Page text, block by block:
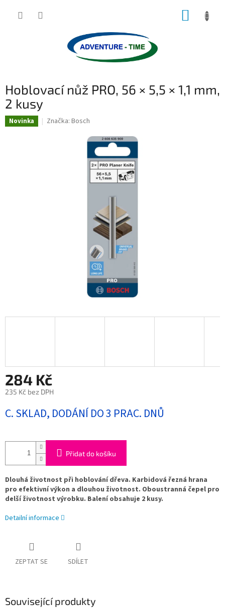
Hoblovací nůž PRO, 56 × 5,5 × 1,1 mm,
2 kusy
Novinka Značka: Bosch
284 Kč
235 Kč bez DPH
cena:
C. SKLAD, DODÁNÍ DO 3 PRAC. DNŮ
Přidat do košíku
Dlouhá životnost při hoblování dřeva. Karbidová řezná hrana
pro efektivní výkon a dlouhou životnost. Oboustranná čepel pro
delší životnost výrobku. Balení obsahuje 2 kusy.
Detailní informace
ZEPTAT SE SDÍLET
Související produkty